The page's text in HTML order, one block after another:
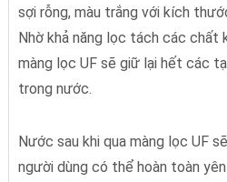
sợi rỗng, màu trắng với kích
Nhờ khả năng lọc tách các chất
màng lọc UF sẽ giữ lại hết các
trong nước.
Nước sau khi qua màng lọc UF
người dùng có thể hoàn toàn